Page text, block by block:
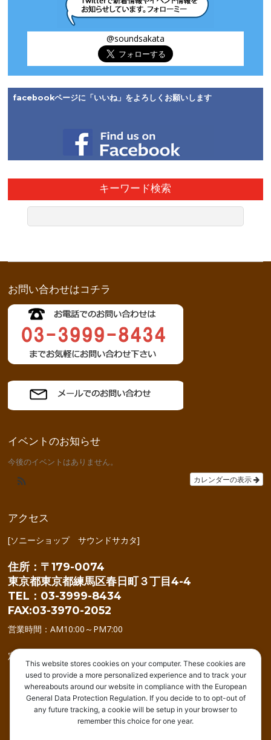
ブ
@soundsakata
facebookページに「いいね」をよろしくお願いします
キーワード検索
お問い合わせはコチラ
イベントのお知らせ
今後のイベントはありません。
カレンダーの表示
アクセス
[ソニーショップ サウンドサカタ]
住所：〒179-0074
東京都東京都練馬区春日町３丁目4-4
TEL：03-3999-8434
FAX:03-3970-2052
営業時間：AM10:00～PM7:00
定休日：年中無休(年始を除く)
商品情報 住宅リフォーム
アウトレット
This website stores cookies on your computer. These cookies are
used to provide a more personalized experience and to track your
whereabouts around our website in compliance with the European
General Data Protection Regulation. If you decide to to opt-out of
any future tracking, a cookie will be setup in your browser to
remember this choice for one year.